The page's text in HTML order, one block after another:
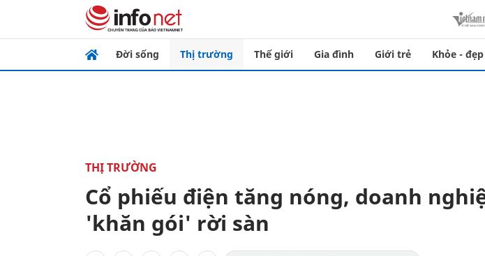
Đời sống Thị trường Thế giới Gia đình Giới trẻ Khỏe - đẹp
THỊ TRƯỜNG
Cổ phiếu điện tăng nóng, doanh
'khăn gói' rời sàn